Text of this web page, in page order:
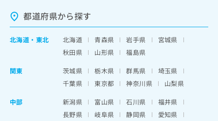
都道府県から探す
北海道 ・ 東北 北海道 青森県 岩手県
宮城県
秋田県
山形県
福島県
関東
茨城県 栃木県 群馬県
埼玉県
千葉県
東京都 神奈川県
山梨県
中部
新潟県 富山県 石川県
福井県
長野県
岐阜県 静岡県
愛知県